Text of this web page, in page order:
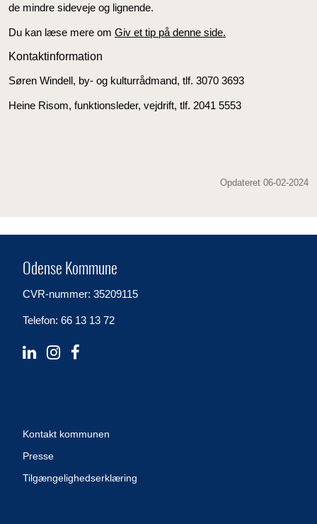
de mindre sideveje og lignende.
Du kan læse mere om Giv et tip på denne side.
Kontaktinformation
Søren Windell, by- og kulturrådmand, tlf. 3070 3693
Heine Risom, funktionsleder, vejdrift, tlf. 2041 5553
Opdateret 06-02-2024
Odense Kommune
CVR-nummer: 35209115
Telefon: 66 13 13 72
Kontakt kommunen
Presse
Tilgængelighedserklæring